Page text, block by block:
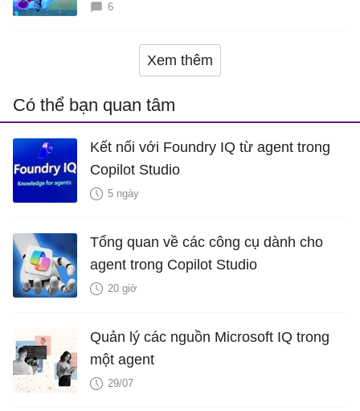
6
Xem thêm
Có thể bạn quan tâm
Kết nối với Foundry IQ từ agent trong
Copilot Studio
5 ngày
Tổng quan về các công cụ dành cho
agent trong Copilot Studio
20 giờ
Quản lý các nguồn Microsoft IQ trong
một agent
29/07